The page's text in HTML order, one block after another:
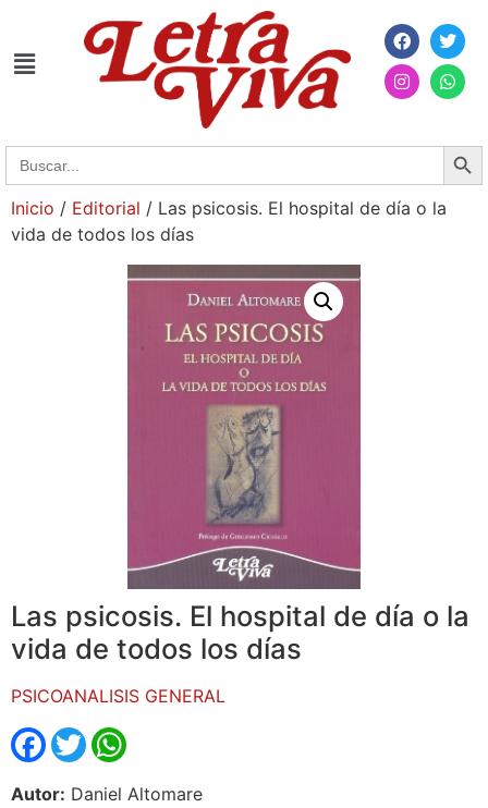
Search
for:
Inicio / Editorial / Las psicosis. El hospital de día o la
vida de todos los días
Las psicosis. El hospital de día o la
vida de todos los días
PSICOANALISIS GENERAL
Facebook
Twitter
Autor: Daniel Altomare